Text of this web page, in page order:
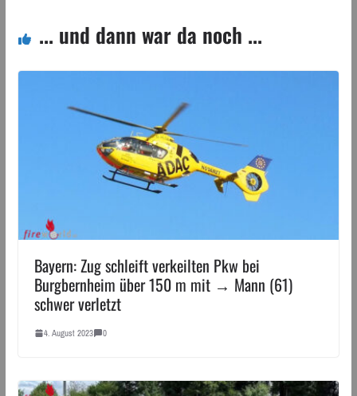
... und dann war da noch ...
Bayern: Zug schleift verkeilten Pkw bei
Burgbernheim über 150 m mit → Mann (61)
schwer verletzt
4. August 2023 0